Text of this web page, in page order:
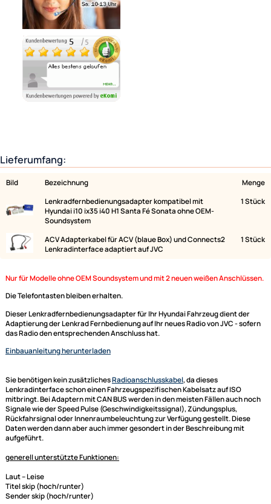
Lieferumfang:
Bild Bezeichnung
Lenkradfernbedienungsadapter kompatibel mit
Hyundai i10 ix35 i40 H1 Santa Fé Sonata ohne OEM-
Soundsystem
Nur für Modelle ohne OEM Soundsystem und mit 2 neuen weißen
Die Telefontasten bleiben erhalten.
Dieser Lenkradfernbedienungsadapter für Ihr Hyundai Fahrzeug dient
Adaptierung der Lenkrad Fernbedienung auf Ihr neues Radio von JVC -
das Radio den entsprechenden Anschluss hat.
Einbauanleitung herunterladen
Ähnliche Produkte anzeigen